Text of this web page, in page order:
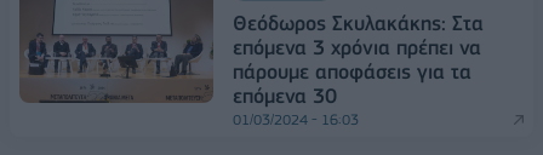
Θεόδωρος Σκυλακάκης: Στα
επόμενα 3 χρόνια πρέπει να
πάρουμε αποφάσεις για τα
επόμενα 30
01/03/2024 - 16:03